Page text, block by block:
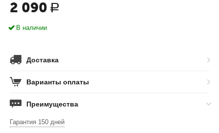
2 090 Р
В наличии
Доставка
Варианты оплаты
Преимущества
Гарантия 150 дней